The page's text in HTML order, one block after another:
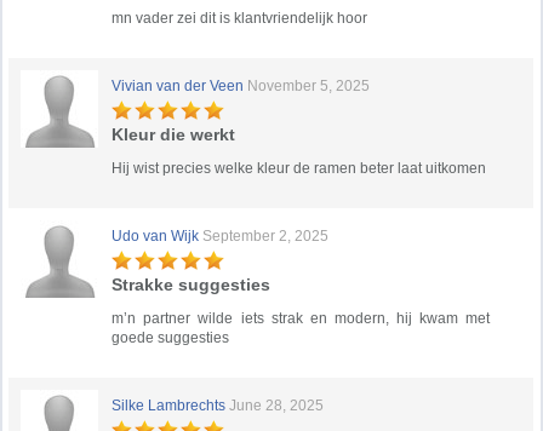
mn vader zei dit is klantvriendelijk hoor
Vivian van der Veen November 5, 2025
Kleur die werkt
Hij wist precies welke kleur de ramen beter laat uitkomen
Udo van Wijk September 2, 2025
Strakke suggesties
m’n partner wilde iets strak en modern, hij kwam met
goede suggesties
Silke Lambrechts June 28, 2025